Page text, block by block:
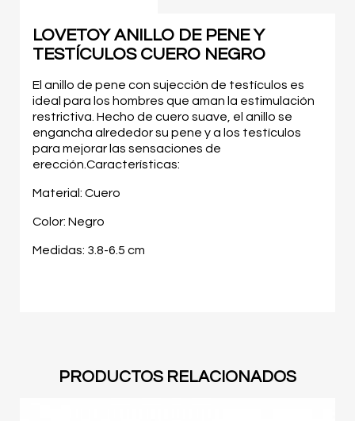
LOVETOY ANILLO DE PENE Y
TESTÍCULOS CUERO NEGRO
El anillo de pene con sujección de testículos es
ideal para los hombres que aman la estimulación
restrictiva. Hecho de cuero suave, el anillo se
engancha alrededor su pene y a los testículos
para mejorar las sensaciones de
erección.Características:
Material: Cuero
Color: Negro
Medidas: 3.8-6.5 cm
PRODUCTOS RELACIONADOS